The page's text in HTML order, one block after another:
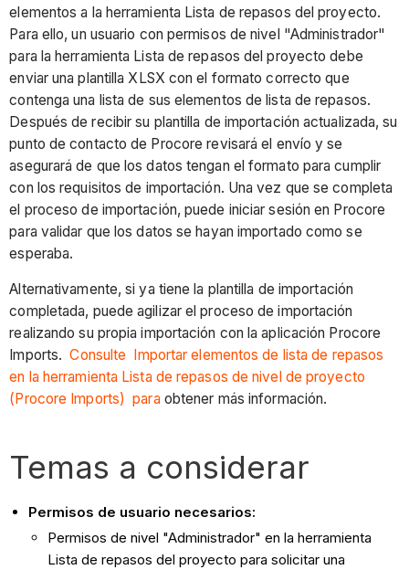
elementos a la herramienta Lista de repasos del proyecto.
Para ello, un usuario con permisos de nivel "Administrador"
para la herramienta Lista de repasos del proyecto debe
enviar una plantilla XLSX con el formato correcto que
contenga una lista de sus elementos de lista de repasos.
Después de recibir su plantilla de importación actualizada, su
punto de contacto de Procore revisará el envío y se
asegurará de que los datos tengan el formato para cumplir
con los requisitos de importación. Una vez que se completa
el proceso de importación, puede iniciar sesión en Procore
para validar que los datos se hayan importado como se
esperaba.
Alternativamente, si ya tiene la plantilla de importación
completada, puede agilizar el proceso de importación
realizando su propia importación con la aplicación Procore
Imports. Consulte Importar elementos de lista de repasos
en la herramienta Lista de repasos de nivel de proyecto
(Procore Imports) paraobtener más información.
Temas a considerar
Permisos de usuario necesarios:
Permisos de nivel "Administrador" en la herramienta
Lista de repasos del proyecto para solicitar una